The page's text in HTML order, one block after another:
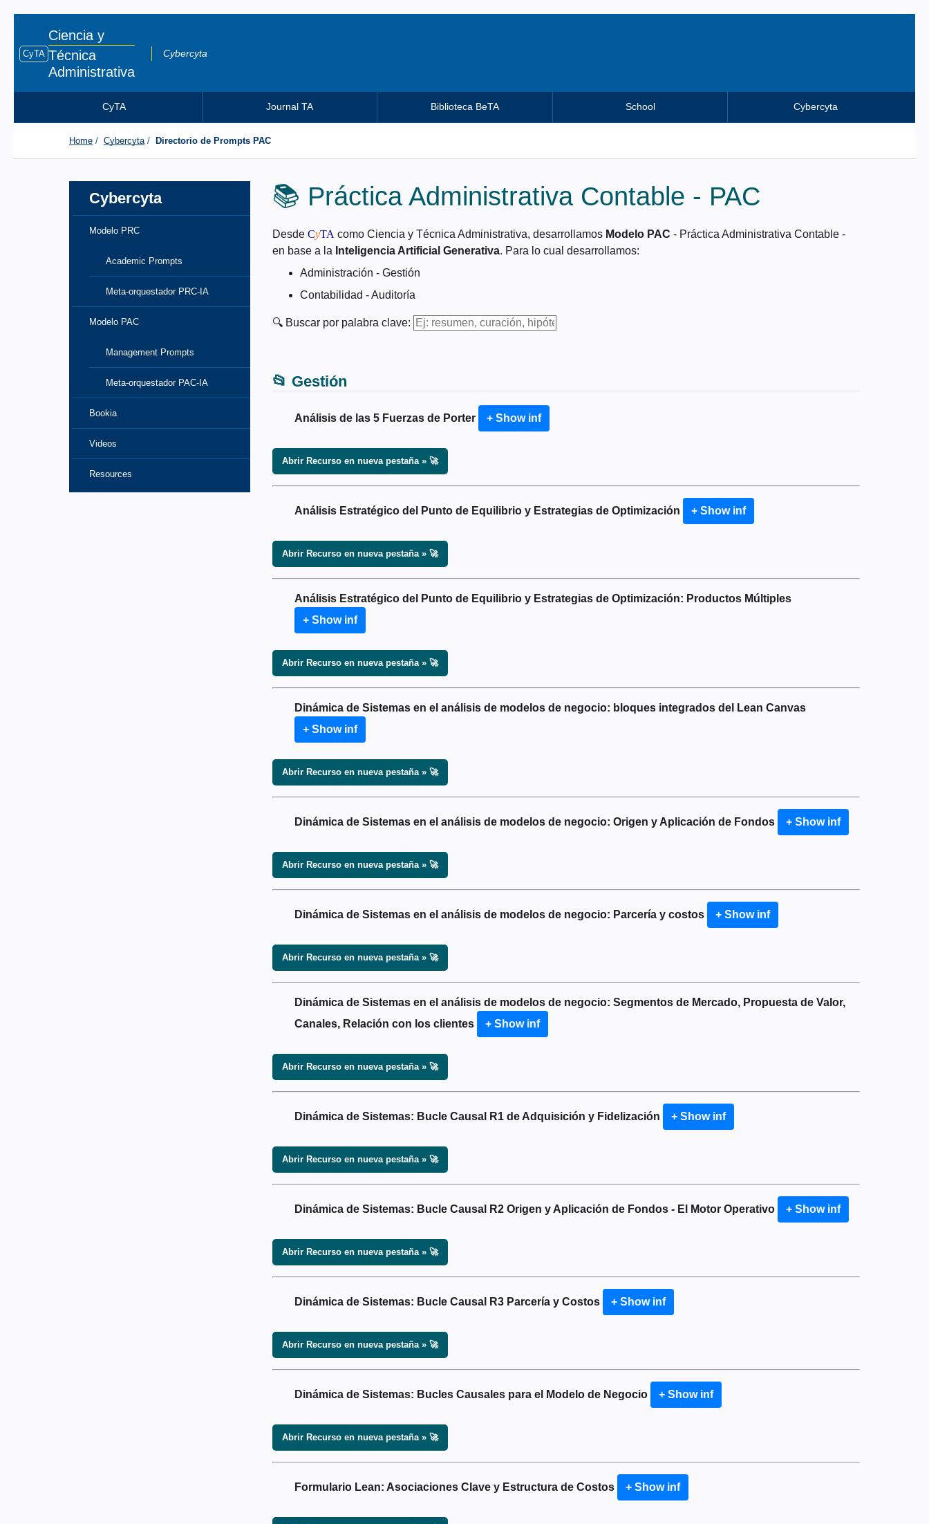
CyTA
Ciencia y
Técnica
Administrativa
Cybercyta
CyTA Journal TA Biblioteca BeTA School Cybercyta
Home Cybercyta Directorio de Prompts PAC
Cybercyta
Modelo PRC
Academic Prompts
Meta-orquestador PRC-IA
Modelo PAC
Management Prompts
Meta-orquestador PAC-IA
Bookia
Videos
Resources
📚 Práctica Administrativa Contable - PAC
Desde CyTA como Ciencia y Técnica Administrativa, desarrollamos Modelo PAC - Práctica Administrativa Contable -
en base a la Inteligencia Artificial Generativa. Para lo cual desarrollamos:
Administración - Gestión
Contabilidad - Auditoría
🔍 Buscar por palabra clave:
📂 Gestión
Análisis de las 5 Fuerzas de Porter + Show inf
Abrir Recurso en nueva pestaña » 🚀
Análisis Estratégico del Punto de Equilibrio y Estrategias de Optimización + Show inf
Abrir Recurso en nueva pestaña » 🚀
Análisis Estratégico del Punto de Equilibrio y Estrategias de Optimización: Productos Múltiples
+ Show inf
Abrir Recurso en nueva pestaña » 🚀
Dinámica de Sistemas en el análisis de modelos de negocio: bloques integrados del Lean Canvas
+ Show inf
Abrir Recurso en nueva pestaña » 🚀
Dinámica de Sistemas en el análisis de modelos de negocio: Origen y Aplicación de Fondos + Show inf
Abrir Recurso en nueva pestaña » 🚀
Dinámica de Sistemas en el análisis de modelos de negocio: Parcería y costos + Show inf
Abrir Recurso en nueva pestaña » 🚀
Dinámica de Sistemas en el análisis de modelos de negocio: Segmentos de Mercado, Propuesta de Valor,
Canales, Relación con los clientes
+ Show inf
Abrir Recurso en nueva pestaña » 🚀
Dinámica de Sistemas: Bucle Causal R1 de Adquisición y Fidelización + Show inf
Abrir Recurso en nueva pestaña » 🚀
Dinámica de Sistemas: Bucle Causal R2 Origen y Aplicación de Fondos - El Motor Operativo + Show inf
Abrir Recurso en nueva pestaña » 🚀
Dinámica de Sistemas: Bucle Causal R3 Parcería y Costos + Show inf
Abrir Recurso en nueva pestaña » 🚀
Dinámica de Sistemas: Bucles Causales para el Modelo de Negocio + Show inf
Abrir Recurso en nueva pestaña » 🚀
Formulario Lean: Asociaciones Clave y Estructura de Costos + Show inf